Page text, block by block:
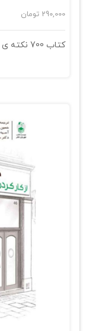
290,000 تومان
کتاب 700 نکته ی کاروکسب - چاپ پنجم